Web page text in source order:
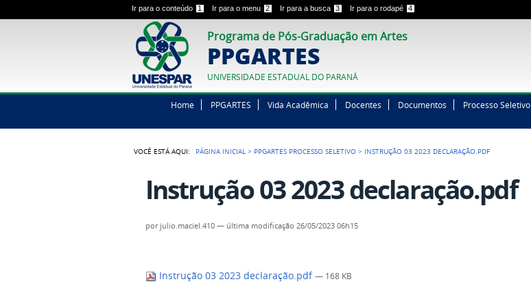
Ir para o conteúdo 1 Ir para o menu 2 Ir para a busca 3 Ir para o rodapé 4
Programa de Pós-Graduação em Artes
PPGARTES
UNIVERSIDADE ESTADUAL DO PARANÁ
Home PPGARTES Vida Acadêmica Docentes Documentos Processo Seletivo
VOCÊ ESTÁ AQUI: PÁGINA INICIAL > PPGARTES PROCESSO SELETIVO > INSTRUÇÃO 03 2023 DECLARAÇÃO.PDF
Instrução 03 2023 declaração.pdf
por julio.maciel.410— última modificação 26/05/2023 06h15
Instrução 03 2023 declaração.pdf — 168 KB